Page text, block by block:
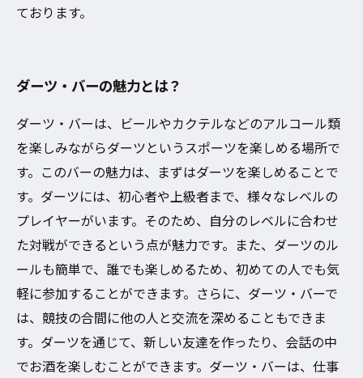
ております。
ダーツ・バーの魅力とは？
ダーツ・バーは、ビールやカクテルなどのアルコール類
を楽しみながらダーツというスポーツを楽しめる場所で
す。このバーの魅力は、まずはダーツを楽しめることで
す。ダーツには、初心者や上級者まで、様々なレベルの
プレイヤーがいます。そのため、自分のレベルに合わせ
た対戦ができるという点が魅力です。また、ダーツのル
ールも簡単で、誰でも楽しめるため、初めての人でも気
軽に参加することができます。さらに、ダーツ・バーで
は、競技の合間に他の人と交流を深めることもできま
す。ダーツを通じて、新しい友達を作ったり、会話の中
でお酒を楽しむことができます。ダーツ・バーは、仕事